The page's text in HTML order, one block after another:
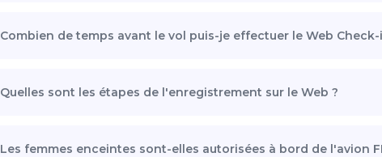
Combien de temps avant le vol puis-je effectuer le Web Check-
Quelles sont les étapes de l'enregistrement sur le Web ?
Les femmes enceintes sont-elles autorisées à bord de l'avion